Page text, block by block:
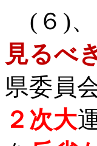
( ６ )
見るべ
県委員
２次大